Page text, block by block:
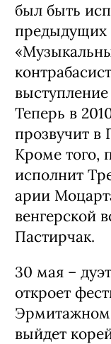
был быть
предыдущих
Теперь в
прозвучит в
Кроме того,
исполнит
арии
венгерской
Пастирчак.
30 мая –
откроет
Эрмитажном
выйдет